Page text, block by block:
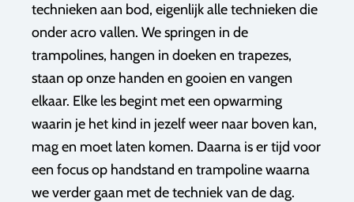
technieken aan bod, eigenlijk alle technieken die
onder acro vallen. We springen in de
trampolines, hangen in doeken en trapezes,
staan op onze handen en gooien en vangen
elkaar. Elke les begint met een opwarming
waarin je het kind in jezelf weer naar boven kan,
mag en moet laten komen. Daarna is er tijd voor
een focus op handstand en trampoline waarna
we verder gaan met de techniek van de dag.